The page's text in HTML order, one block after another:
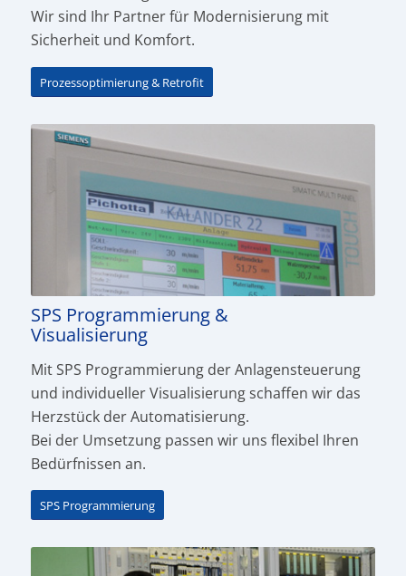
Wir sind Ihr Partner für Modernisierung mit
Sicherheit und Komfort.
Prozessoptimierung & Retrofit
SPS Programmierung &
Visualisierung
Mit SPS Programmierung der Anlagen­steuerung
und individueller Visualisierung schaffen wir das
Herzstück der Automatisierung.
Bei der Umsetzung passen wir uns flexibel Ihren
Bedürfnissen an.
SPS Programmierung